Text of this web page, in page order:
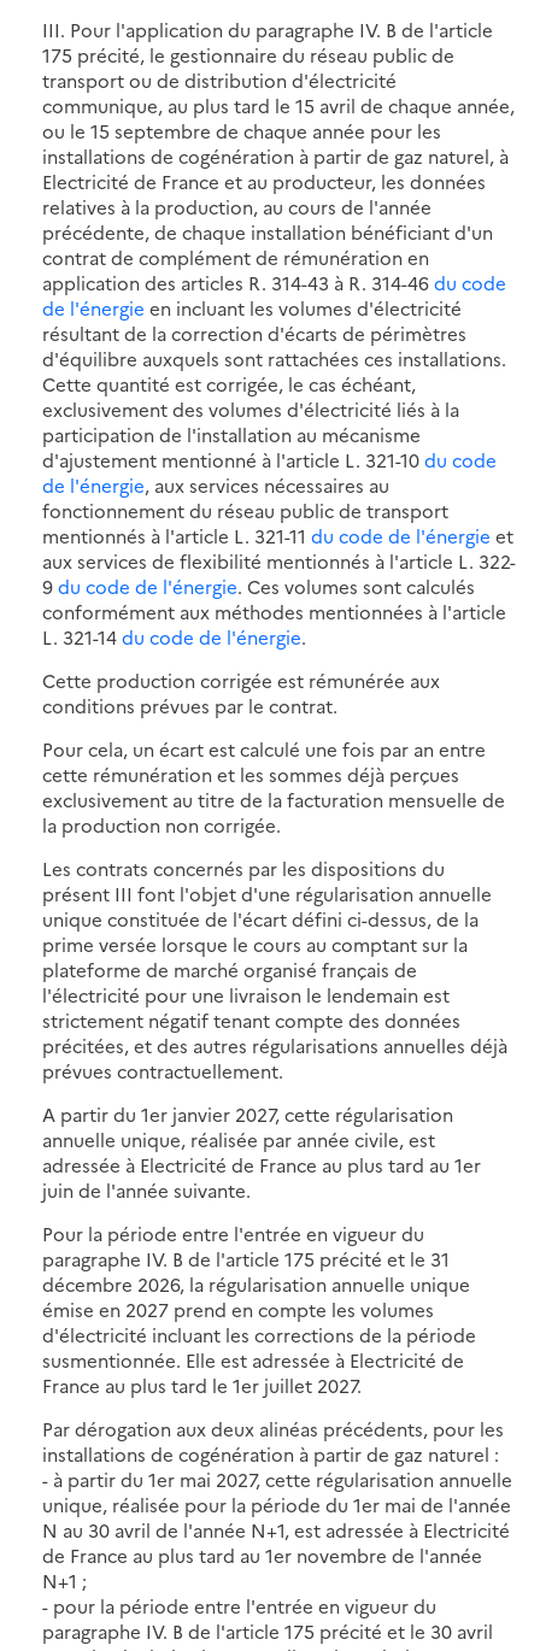
III. Pour l'application du paragraphe IV. B de l'article
175 précité, le gestionnaire du réseau public de
transport ou de distribution d'électricité
communique, au plus tard le 15 avril de chaque année,
ou le 15 septembre de chaque année pour les
installations de cogénération à partir de gaz naturel, à
Electricité de France et au producteur, les données
relatives à la production, au cours de l'année
précédente, de chaque installation bénéficiant d'un
contrat de complément de rémunération en
application des articles R. 314-43 à R. 314-46du code
de l'énergie en incluant les volumes d'électricité
résultant de la correction d'écarts de périmètres
d'équilibre auxquels sont rattachées ces installations.
Cette quantité est corrigée, le cas échéant,
exclusivement des volumes d'électricité liés à la
participation de l'installation au mécanisme
d'ajustement mentionné à l'article L. 321-10du code
de l'énergie, aux services nécessaires au
fonctionnement du réseau public de transport
mentionnés à l'article L. 321-11 du code de l'énergie et
aux services de flexibilité mentionnés à l'article L. 322-
9du code de l'énergie. Ces volumes sont calculés
conformément aux méthodes mentionnées à l'article
L. 321-14du code de l'énergie.
Cette production corrigée est rémunérée aux
conditions prévues par le contrat.
Pour cela, un écart est calculé une fois par an entre
cette rémunération et les sommes déjà perçues
exclusivement au titre de la facturation mensuelle de
la production non corrigée.
Les contrats concernés par les dispositions du
présent III font l'objet d'une régularisation annuelle
unique constituée de l'écart défini ci-dessus, de la
prime versée lorsque le cours au comptant sur la
plateforme de marché organisé français de
l'électricité pour une livraison le lendemain est
strictement négatif tenant compte des données
précitées, et des autres régularisations annuelles déjà
prévues contractuellement.
A partir du 1er janvier 2027, cette régularisation
annuelle unique, réalisée par année civile, est
adressée à Electricité de France au plus tard au 1er
juin de l'année suivante.
Pour la période entre l'entrée en vigueur du
paragraphe IV. B de l'article 175 précité et le 31
décembre 2026, la régularisation annuelle unique
émise en 2027 prend en compte les volumes
d'électricité incluant les corrections de la période
susmentionnée. Elle est adressée à Electricité de
France au plus tard le 1er juillet 2027.
Par dérogation aux deux alinéas précédents, pour les
installations de cogénération à partir de gaz naturel :
- à partir du 1er mai 2027, cette régularisation annuelle
unique, réalisée pour la période du 1er mai de l'année
N au 30 avril de l'année N+1, est adressée à Electricité
de France au plus tard au 1er novembre de l'année
N+1 ;
- pour la période entre l'entrée en vigueur du
paragraphe IV. B de l'article 175 précité et le 30 avril